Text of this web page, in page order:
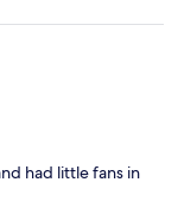
had little fans in